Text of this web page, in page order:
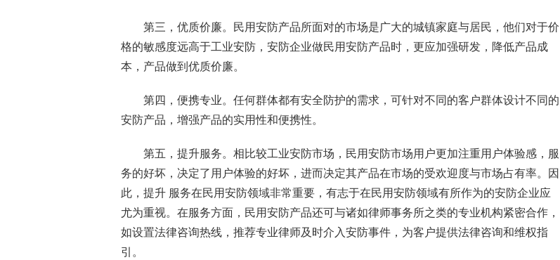
第三，优质价廉。民用安防产品所面对的市场是广大的城镇家庭与居民，他们对于价
格的敏感度远高于工业安防，安防企业做民用安防产品时，更应加强研发，降低产品成
本，产品做到优质价廉。
第四，便携专业。任何群体都有安全防护的需求，可针对不同的客户群体设计不同的
安防产品，增强产品的实用性和便携性。
第五，提升服务。相比较工业安防市场，民用安防市场用户更加注重用户体验感，服
务的好坏，决定了用户体验的好坏，进而决定其产品在市场的受欢迎度与市场占有率。因
此，提升 服务在民用安防领域非常重要，有志于在民用安防领域有所作为的安防企业应
尤为重视。在服务方面，民用安防产品还可与诸如律师事务所之类的专业机构紧密合作，
如设置法律咨询热线，推荐专业律师及时介入安防事件，为客户提供法律咨询和维权指
引。